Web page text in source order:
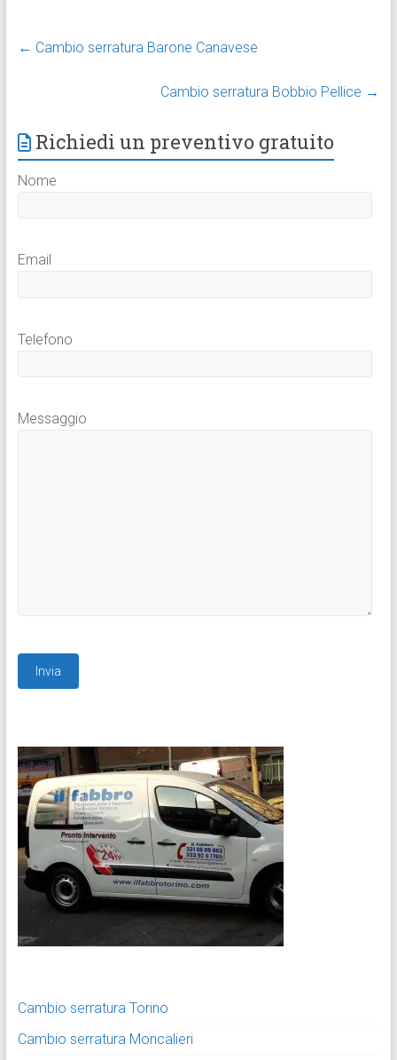
← Cambio serratura Barone Canavese
Cambio serratura Bobbio Pellice →
Richiedi un preventivo gratuito
Nome
Email
Telefono
Messaggio
Cambio serratura Torino
Cambio serratura Moncalieri